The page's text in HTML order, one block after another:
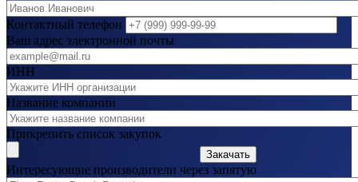
Контактный телефон
Ваш адрес электронной почты
ИНН
Название компании
Прикрепить список закупок
Закачать
Интересующие производители через запятую